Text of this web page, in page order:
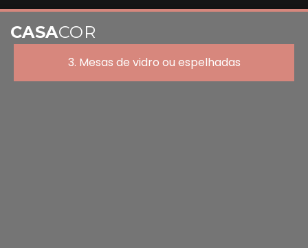
3. Mesas de vidro ou espelhadas
CASACOR